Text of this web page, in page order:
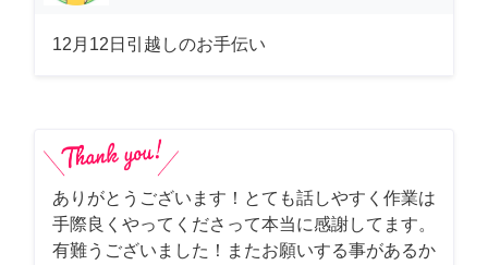
12月12日引越しのお手伝い
ありがとうございます！とても話しやすく作業は
手際良くやってくださって本当に感謝してます。
有難うございました！またお願いする事があるか